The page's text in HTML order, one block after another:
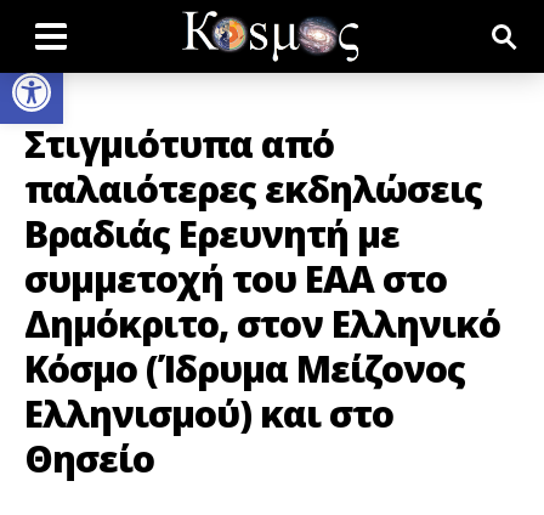
Open toolbar
Στιγμιότυπα από
παλαιότερες εκδηλώσεις
Βραδιάς Ερευνητή με
συμμετοχή του ΕΑΑ στο
Δημόκριτο, στον Ελληνικό
Κόσμο (Ίδρυμα Μείζονος
Ελληνισμού) και στο
Θησείο